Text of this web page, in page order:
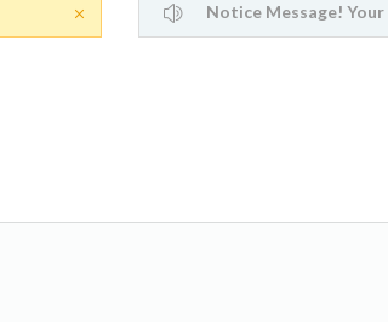
Notice Message! Your